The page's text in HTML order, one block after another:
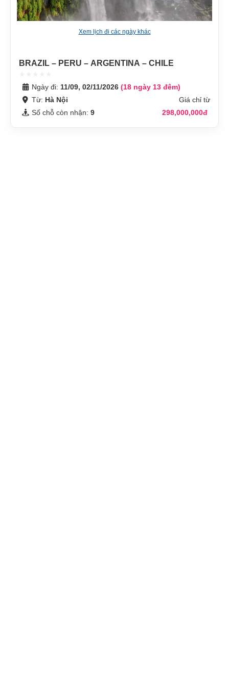
Xem lịch đi các ngày khác
BRAZIL – PERU – ARGENTINA – CHILE
Ngày đi: 11/09, 02/11/2026 (18 ngày 13 đêm)
Từ: Hà Nội
Giá chỉ từ
Số chỗ còn nhận: 9 298,000,000đ